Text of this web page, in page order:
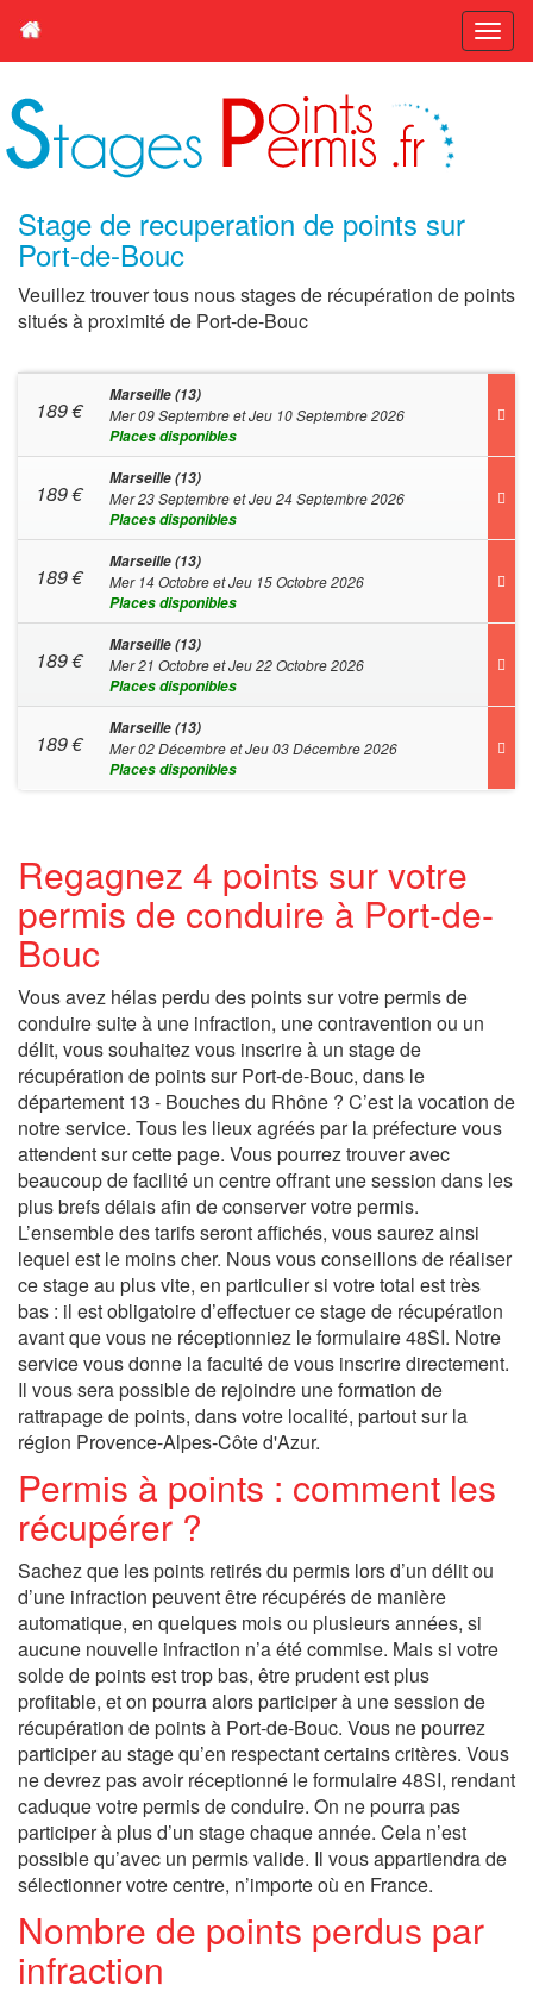
Stage de recuperation de points sur
Port-de-Bouc
Veuillez trouver tous nous stages de récupération de points
situés à proximité de Port-de-Bouc
189€
Marseille (13)
Mer 09 Septembre et Jeu 10 Septembre 2026
Places disponibles
189€
Marseille (13)
Mer 23 Septembre et Jeu 24 Septembre 2026
Places disponibles
189€
Marseille (13)
Mer 14 Octobre et Jeu 15 Octobre 2026
Places disponibles
189€
Marseille (13)
Mer 21 Octobre et Jeu 22 Octobre 2026
Places disponibles
189€
Marseille (13)
Mer 02 Décembre et Jeu 03 Décembre 2026
Places disponibles
Regagnez 4 points sur votre
permis de conduire à Port-de-
Bouc
Vous avez hélas perdu des points sur votre permis de
conduire suite à une infraction, une contravention ou un
délit, vous souhaitez vous inscrire à un stage de
récupération de points sur Port-de-Bouc, dans le
département 13 - Bouches du Rhône ? C’est la vocation de
notre service. Tous les lieux agréés par la préfecture vous
attendent sur cette page. Vous pourrez trouver avec
beaucoup de facilité un centre offrant une session dans les
plus brefs délais afin de conserver votre permis.
L’ensemble des tarifs seront affichés, vous saurez ainsi
lequel est le moins cher. Nous vous conseillons de réaliser
ce stage au plus vite, en particulier si votre total est très
bas : il est obligatoire d’effectuer ce stage de récupération
avant que vous ne réceptionniez le formulaire 48SI. Notre
service vous donne la faculté de vous inscrire directement.
Il vous sera possible de rejoindre une formation de
rattrapage de points, dans votre localité, partout sur la
région Provence-Alpes-Côte d'Azur.
Permis à points : comment les
récupérer ?
Sachez que les points retirés du permis lors d’un délit ou
d’une infraction peuvent être récupérés de manière
automatique, en quelques mois ou plusieurs années, si
aucune nouvelle infraction n’a été commise. Mais si votre
solde de points est trop bas, être prudent est plus
profitable, et on pourra alors participer à une session de
récupération de points à Port-de-Bouc. Vous ne pourrez
participer au stage qu’en respectant certains critères. Vous
ne devrez pas avoir réceptionné le formulaire 48SI, rendant
caduque votre permis de conduire. On ne pourra pas
participer à plus d’un stage chaque année. Cela n’est
possible qu’avec un permis valide. Il vous appartiendra de
sélectionner votre centre, n’importe où en France.
Nombre de points perdus par
infraction